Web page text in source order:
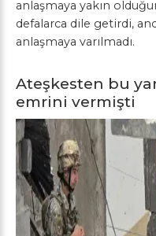
anlaşmaya yakın
defalarca dile getirdi,
anlaşmaya varılmadı.
Ateşkesten bu
emrini vermişti